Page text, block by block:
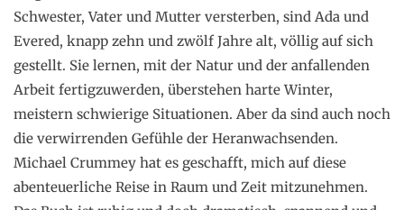
Schwester, Vater und Mutter versterben, sind Ada und
Evered, knapp zehn und zwölf Jahre alt, völlig auf sich
gestellt. Sie lernen, mit der Natur und der anfallenden
Arbeit fertigzuwerden, überstehen harte Winter,
meistern schwierige Situationen. Aber da sind auch noch
die verwirrenden Gefühle der Heranwachsenden.
Michael Crummey hat es geschafft, mich auf diese
abenteuerliche Reise in Raum und Zeit mitzunehmen.